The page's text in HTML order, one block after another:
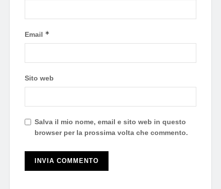
Email *
Sito web
Salva il mio nome, email e sito web in questo
browser per la prossima volta che commento.